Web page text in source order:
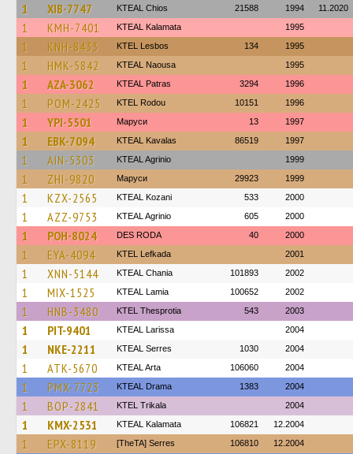
1 XIB-7747 KTEAL Chios 21588 1994 11.2020
1 KMH-7401 KTEAL Kalamata 1995
1 KNH-8433 KTEL Lesbos 134 1995
1 HMK-5842 KTEAL Naousa 1995
1 AZA-3062 KTEAL Patras 3294 1996
1 POM-2425 ΚΤΕL Rodou 10151 1996
1 YPI-5501 Маруси 13 1997
1 EBK-7094 KTEAL Kavalas 86519 1997
1 AIN-5303 KTEAL Agrinio 1999
1 ZHI-9820 Маруси 29923 1999
1 KZX-2565 KTEAL Kozani 533 2000
1 AZZ-9753 KTEAL Agrinio 605 2000
1 POH-8024 DES RODA 40 2000
1 EYA-4094 KTEL Lefkada 2001
1 XNN-5144 KTEAL Chania 101893 2002
1 MIX-1525 KTEAL Lamia 100652 2002
1 HNB-3480 KTEL Thesprotia 543 2003
1 PIT-9401 KTEAL Larissa 2004
1 NKE-2211 KTEAL Serres 1030 2004
1 ATK-5670 KTEAL Arta 106060 2004
1 PMX-7723 KTEAL Drama 1383 2004
1 BOP-2841 ΚΤΕL Τrikala 2004
1 KMX-2531 KTEAL Kalamata 106821 12.2004
1 EPX-8119 [TheTA] Serres 106810 12.2004